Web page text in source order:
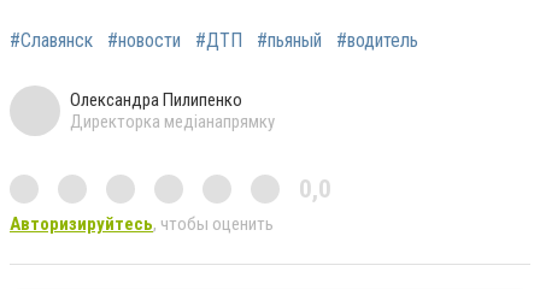
#Славянск #новости #ДТП #пьяный #водитель
Олександра Пилипенко
Директорка медіанапрямку
0,0
Авторизируйтесь, чтобы оценить